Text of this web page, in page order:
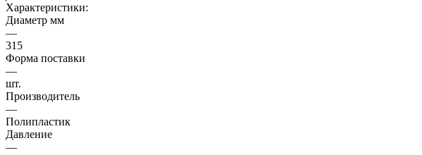
Характеристики:
Диаметр мм
—
315
Форма поставки
—
шт.
Производитель
—
Полипластик
Давление
—